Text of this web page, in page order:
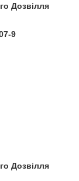
Дозвілля
9
Дозвілля